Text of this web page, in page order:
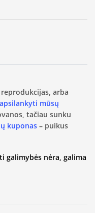
arba
apsilankyti mūsų
tačiau sunku
kuponas – puikus
galimybės nėra, galima